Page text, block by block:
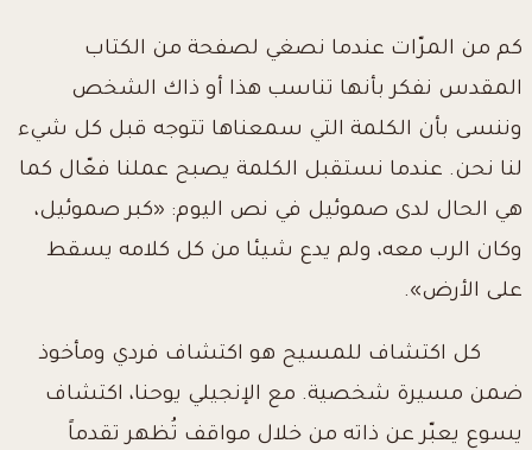
كم من المرّات عندما نصغي لصفحة من الكتاب
المقدس نفكر بأنها تناسب هذا أو ذاك الشخص
وننسى بأن الكلمة التي سمعناها تتوجه قبل كل شيء
لنا نحن. عندما نستقبل الكلمة يصبح عملنا فعّال كما
هي الحال لدى صموئيل في نص اليوم: «كبر صموئيل،
وكان الرب معه، ولم يدع شيئا من كل كلامه يسقط
على الأرض».
كل اكتشاف للمسيح هو اكتشاف فردي ومأخوذ
ضمن مسيرة شخصية. مع الإنجيلي يوحنا، اكتشاف
يسوع يعبّر عن ذاته من خلال مواقف تُظهر تقدماً